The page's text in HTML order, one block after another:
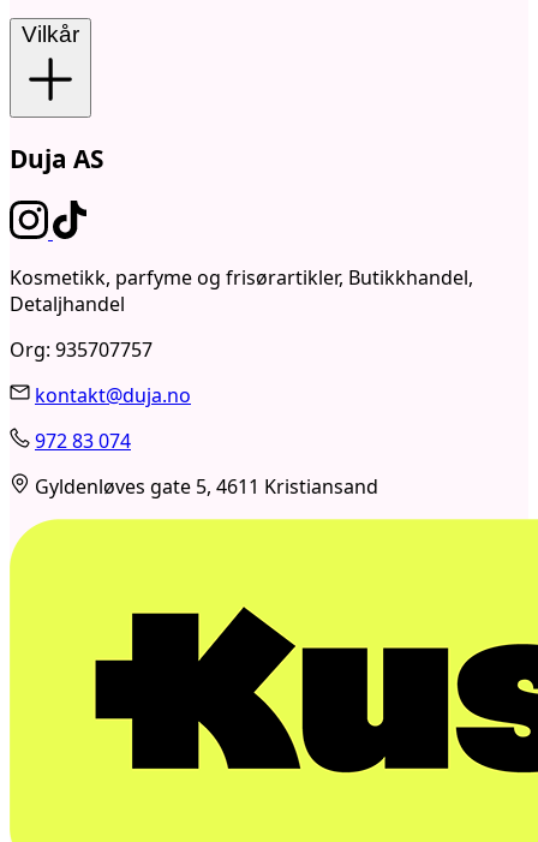
Vilkår
Duja AS
Kosmetikk, parfyme og frisørartikler, Butikkhandel,
Detaljhandel
Org: 935707757
kontakt@duja.no
972 83 074
Gyldenløves gate 5, 4611 Kristiansand